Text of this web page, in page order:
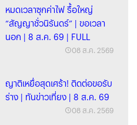
หมดเวลาซุกค่าไฟ รื้อใหญ่
“สัญญาชั่วนิรันดร์” | ขอเวลา
นอก | 8 ส.ค. 69 | FULL
08 ส.ค. 2569
ญาติเหยื่อสุดเศร้า! ติดต่อขอรับ
ร่าง | ทันข่าวเที่ยง | 8 ส.ค. 69
08 ส.ค. 2569